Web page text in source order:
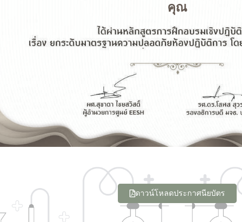
คุณ
ดาวน์โหลดประกาศนียบัตร